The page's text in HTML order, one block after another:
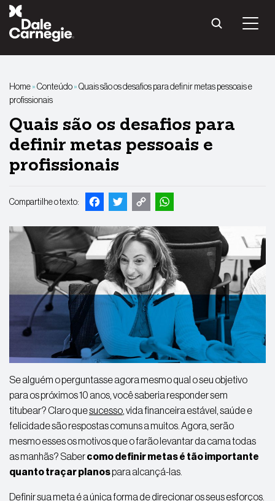
Pular
conteúdo
Home»Conteúdo»Quais são os desafios para definir metas pessoais e
profissionais
Quais são os desafios para
definir metas pessoais e
profissionais
Compartilhe o texto: Facebook
Twitter
Copy
Link
WhatsApp
Se alguém o perguntasse agora mesmo qual o seu objetivo
para os próximos 10 anos, você saberia responder sem
titubear? Claro quesucesso , vida financeira estável, saúde e
felicidade são respostas comuns a muitos. Agora, serão
mesmo esses os motivos que o farão levantar da cama todas
as manhãs? Sabercomo definir metas é tão importante
quanto traçar planospara alcançá-las.
Definir sua meta é a única forma de direcionar os seus esforços.